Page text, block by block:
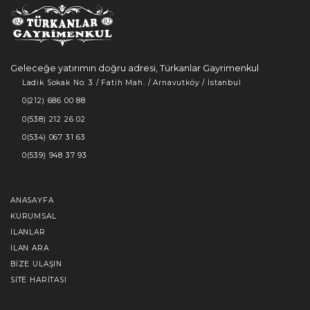
Geleceğe yatırımın doğru adresi, Türkanlar Gayrimenkul
Ladik Sokak No: 3 / Fatih Mah. / Arnavutköy / İstanbul
0(212) 686 00 88
0(538) 212 26 02
0(534) 067 31 63
0(539) 948 37 93
ANASAYFA
KURUMSAL
İLANLAR
İLAN ARA
BIZE ULAŞIN
SITE HARITASI